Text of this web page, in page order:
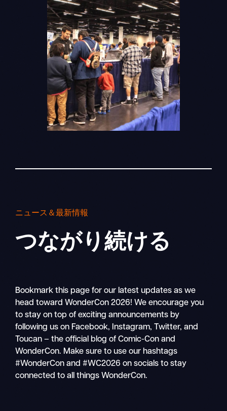
ニュース＆最新情報
つながり続ける
Bookmark this page for our latest updates as we
head toward WonderCon 2026! We encourage you
to stay on top of exciting announcements by
following us on Facebook, Instagram, Twitter, and
Toucan – the official blog of Comic-Con and
WonderCon. Make sure to use our hashtags
#WonderCon and #WC2026 on socials to stay
connected to all things WonderCon.